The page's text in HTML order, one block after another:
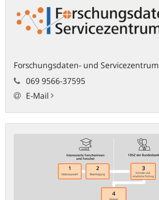
Forschungsdaten- und Servicezentrum
069 9566-37595
E-Mail